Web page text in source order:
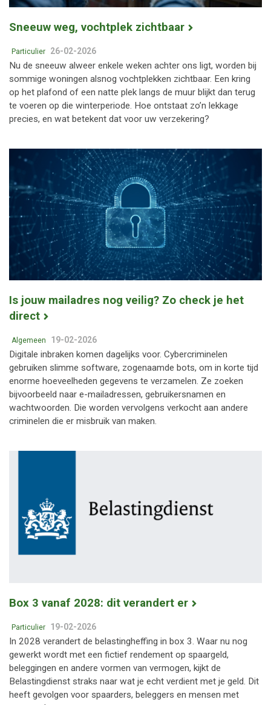
Sneeuw weg, vochtplek zichtbaar
Particulier 26-02-2026
Nu de sneeuw alweer enkele weken achter ons ligt, worden bij
sommige woningen alsnog vochtplekken zichtbaar. Een kring
op het plafond of een natte plek langs de muur blijkt dan terug
te voeren op die winterperiode. Hoe ontstaat zo’n lekkage
precies, en wat betekent dat voor uw verzekering?
Is jouw mailadres nog veilig? Zo check je het
direct
Algemeen 19-02-2026
Digitale inbraken komen dagelijks voor. Cybercriminelen
gebruiken slimme software, zogenaamde bots, om in korte tijd
enorme hoeveelheden gegevens te verzamelen. Ze zoeken
bijvoorbeeld naar e-mailadressen, gebruikersnamen en
wachtwoorden. Die worden vervolgens verkocht aan andere
criminelen die er misbruik van maken.
Box 3 vanaf 2028: dit verandert er
Particulier 19-02-2026
In 2028 verandert de belastingheffing in box 3. Waar nu nog
gewerkt wordt met een fictief rendement op spaargeld,
beleggingen en andere vormen van vermogen, kijkt de
Belastingdienst straks naar wat je echt verdient met je geld. Dit
heeft gevolgen voor spaarders, beleggers en mensen met